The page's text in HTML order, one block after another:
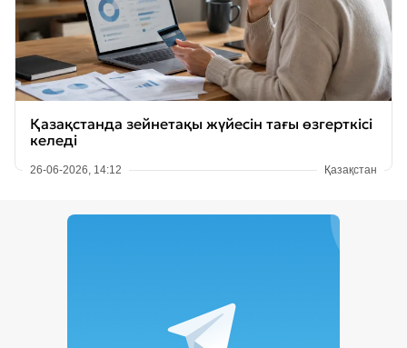
Қазақстанда зейнетақы жүйесін тағы өзгерткісі
келеді
26-06-2026, 14:12 Қазақстан